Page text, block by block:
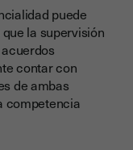
puede
la supervisión
contar con
de ambas
competencia